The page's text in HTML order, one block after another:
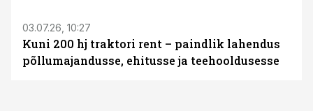
03.07.26, 10:27
Kuni 200 hj traktori rent – paindlik lahendus
põllumajandusse, ehitusse ja teehooldusesse